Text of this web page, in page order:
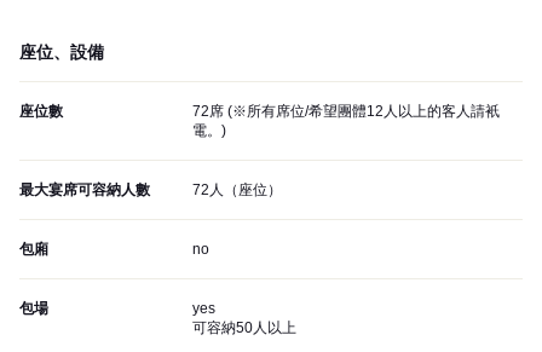
座位、設備
座位數
72席 (※所有席位/希望團體12人以上的客人請衹
電。)
最大宴席可容納人數 72人（座位）
包廂 no
包場
yes
可容納50人以上